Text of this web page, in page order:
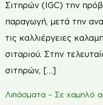
Σιτηρών (IGC) την
παραγωγή, μετά την
τις καλλιέργειες
σιταριού. Στην
σιτηρών, […]
Λιπάσματα – Σε χαμηλό